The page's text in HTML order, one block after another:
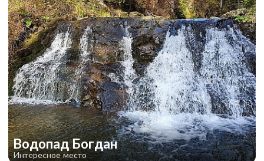
Водопад Богдан
Интересное место